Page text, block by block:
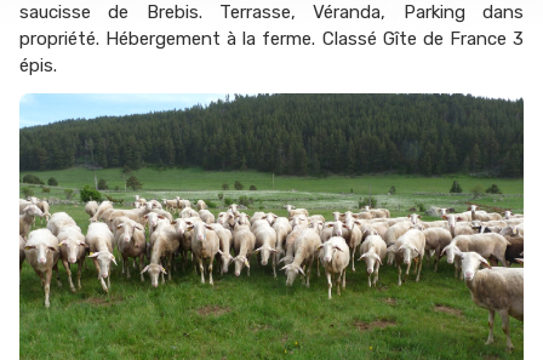
saucisse de Brebis. Terrasse, Véranda, Parking dans
propriété. Hébergement à la ferme. Classé Gîte de France 3
épis.